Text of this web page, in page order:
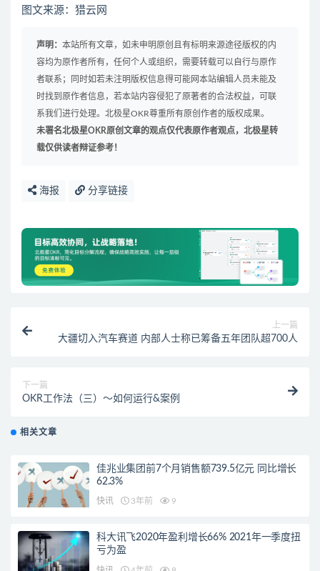
图文来源：猎云网
声明： 本站所有文章，如未申明原创且有标明来源途径版权的内
容均为原作者所有，任何个人或组织，需要转载可以自行与原作
者联系；同时如若未注明版权信息得可能网本站编辑人员未能及
时找到原作者信息，若本站内容侵犯了原著者的合法权益，可联
系我们进行处理。北极星OKR尊重所有原创作者的版权成果。
未署名北极星OKR原创文章的观点仅代表原作者观点，北极星转
载仅供读者辩证参考！
海报 分享链接
上一篇
大疆切入汽车赛道 内部人士称已筹备五年团队超700人
下一篇
OKR工作法（三）～如何运行&案例
相关文章
佳兆业集团前7个月销售额739.5亿元 同比增长
62.3%
快讯 3年前 9
科大讯飞2020年盈利增长66% 2021年一季度扭
亏为盈